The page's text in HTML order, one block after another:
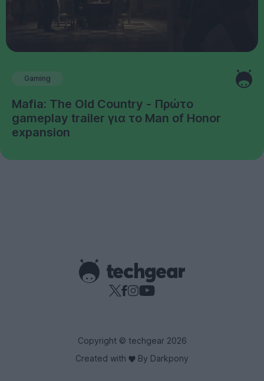
Gaming
Mafia: The Old Country - Πρώτο
gameplay trailer για το Man of Honor
expansion
Copyright © techgear 2026
Created with
By Darkpony